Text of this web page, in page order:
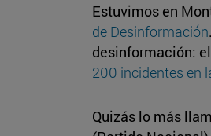
Estuvimos en
de Desinformación
desinformación:
200 incidentes en
Quizás lo más